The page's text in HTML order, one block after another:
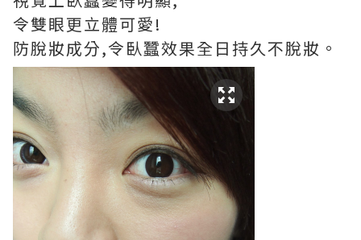
令雙眼更立體可愛!
防脫妝成分,令臥蠶效果全日持久不脫妝。